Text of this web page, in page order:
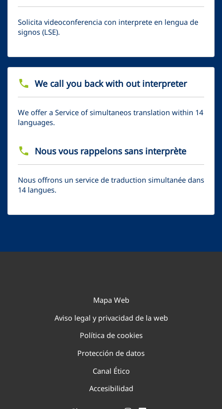
Solicita videoconferencia con interprete en lengua de
signos (LSE).
phone We call you back with out interpreter
We offer a Service of simultaneos translation within 14
languages.
phone Nous vous rappelons sans interprète
Nous offrons un service de traduction simultanée dans
14 langues.
Mapa Web
Aviso legal y privacidad de la web
Política de cookies
Protección de datos
Canal Ético
Accesibilidad